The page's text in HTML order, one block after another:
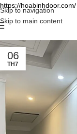
https://hoabinhdoor.com/
Skip to navigation
Skip to main content
06
TH7